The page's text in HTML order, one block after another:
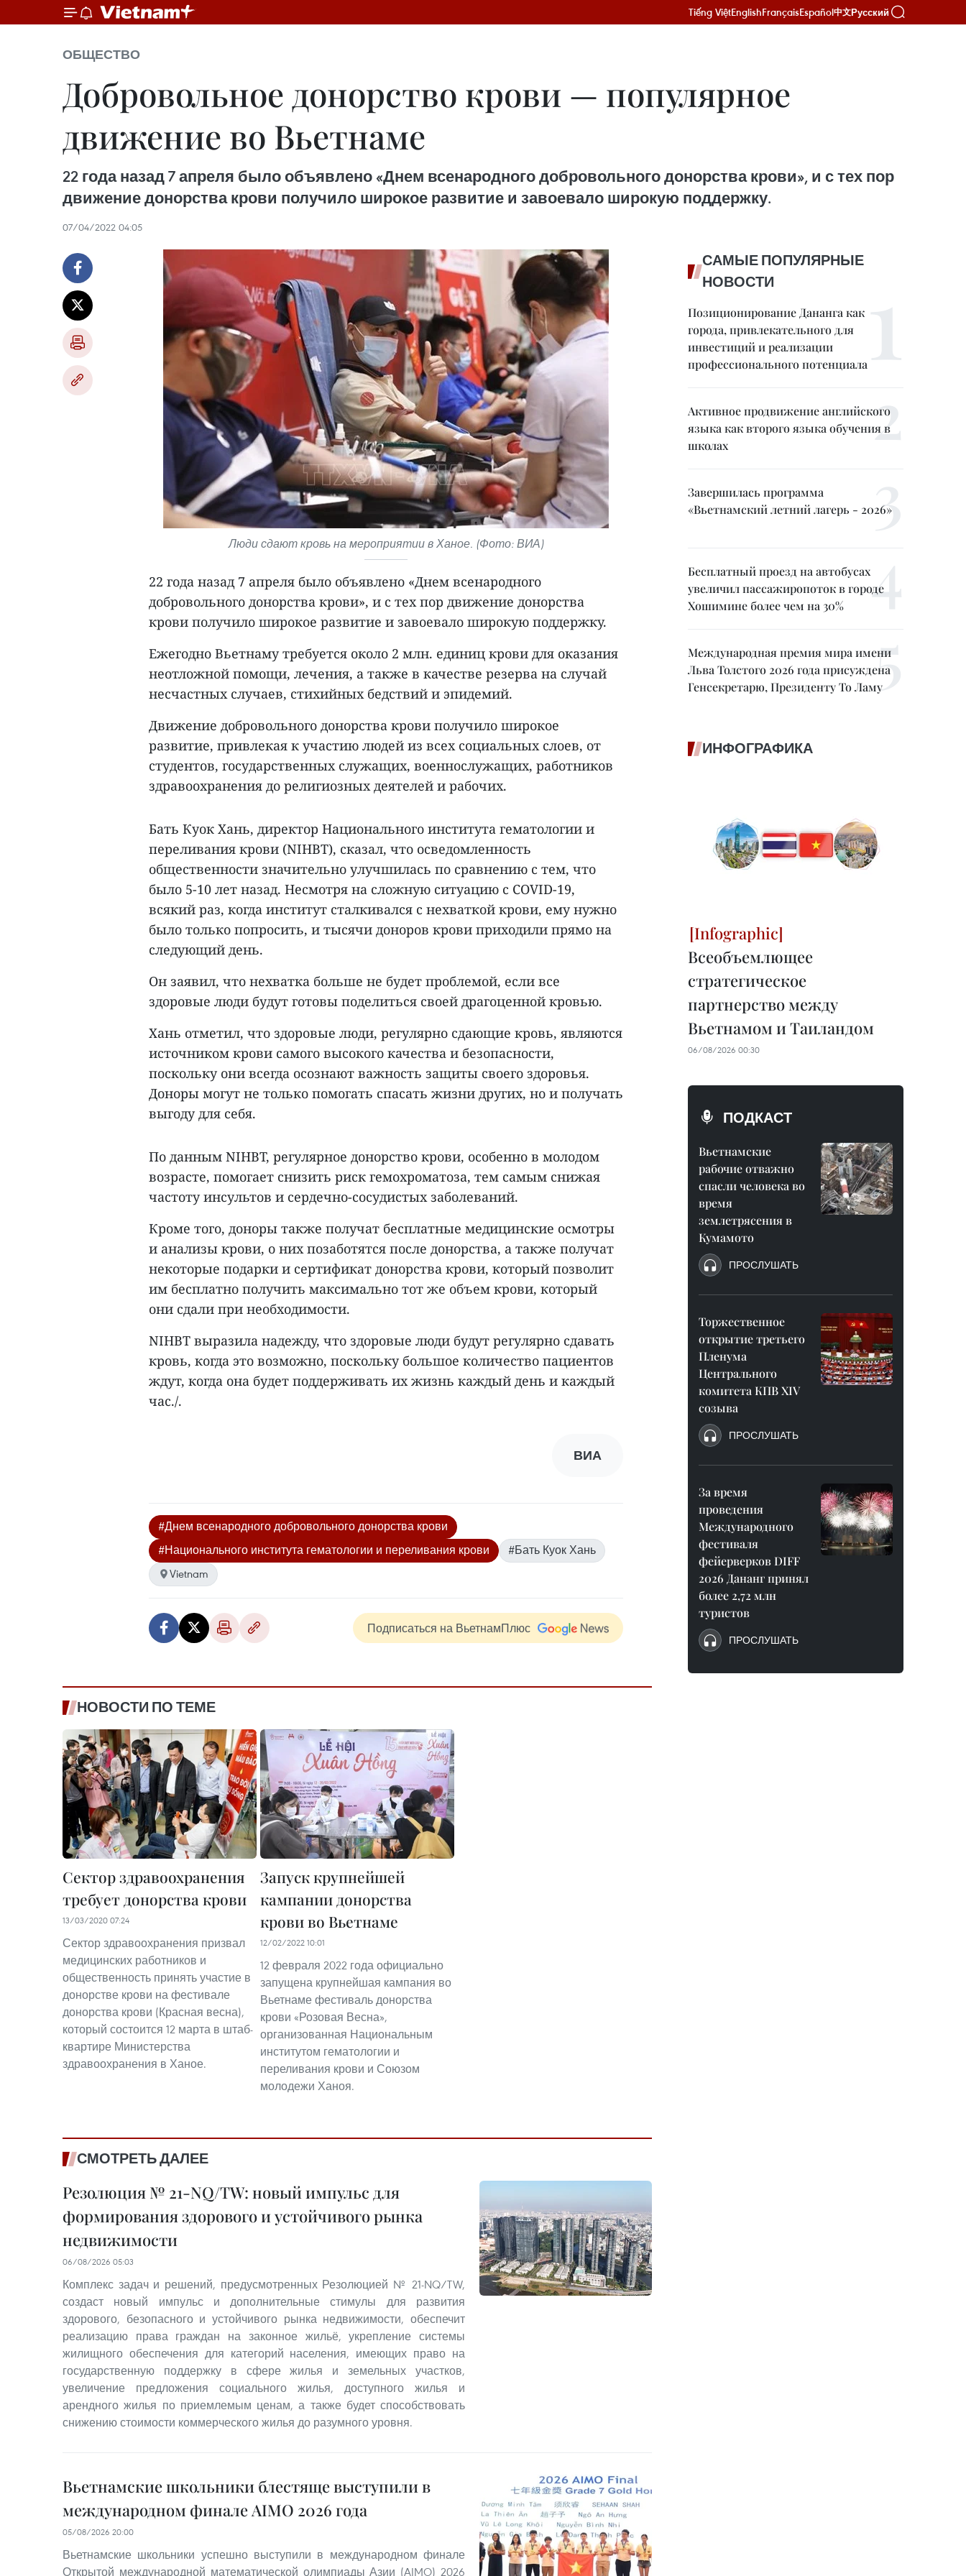
Tiếng ViệtEnglishFrançaisEspañol中文Русский
ОБЩЕСТВО
Добровольное донорство крови — популярное
движение во Вьетнаме
22 года назад 7 апреля было объявлено «Днем всенародного добровольного донорства крови», и с тех пор
движение донорства крови получило широкое развитие и завоевало широкую поддержку.
07/04/2022 04:05
Люди сдают кровь на мероприятии в Ханое. (Фото: ВИА)
22 года назад 7 апреля было объявлено «Днем всенародного
добровольного донорства крови», и с тех пор движение донорства
крови получило широкое развитие и завоевало широкую поддержку.
Ежегодно Вьетнаму требуется около 2 млн. единиц крови для оказания
неотложной помощи, лечения, а также в качестве резерва на случай
несчастных случаев, стихийных бедствий и эпидемий.
Движение добровольного донорства крови получило широкое
развитие, привлекая к участию людей из всех социальных слоев, от
студентов, государственных служащих, военнослужащих, работников
здравоохранения до религиозных деятелей и рабочих.
Бать Куок Хань, директор Национального института гематологии и
переливания крови (NIHBT), сказал, что осведомленность
общественности значительно улучшилась по сравнению с тем, что
было 5-10 лет назад. Несмотря на сложную ситуацию с COVID-19,
всякий раз, когда институт сталкивался с нехваткой крови, ему нужно
было только попросить, и тысячи доноров крови приходили прямо на
следующий день.
Он заявил, что нехватка больше не будет проблемой, если все
здоровые люди будут готовы поделиться своей драгоценной кровью.
Хань отметил, что здоровые люди, регулярно сдающие кровь, являются
источником крови самого высокого качества и безопасности,
поскольку они всегда осознают важность защиты своего здоровья.
Доноры могут не только помогать спасать жизни других, но и получать
выгоду для себя.
По данным NIHBT, регулярное донорство крови, особенно в молодом
возрасте, помогает снизить риск гемохроматоза, тем самым снижая
частоту инсультов и сердечно-сосудистых заболеваний.
Кроме того, доноры также получат бесплатные медицинские осмотры
и анализы крови, о них позаботятся после донорства, а также получат
некоторые подарки и сертификат донорства крови, который позволит
им бесплатно получить максимально тот же объем крови, который
они сдали при необходимости.
NIHBT выразила надежду, что здоровые люди будут регулярно сдавать
кровь, когда это возможно, поскольку большое количество пациентов
ждут, когда она будет поддерживать их жизнь каждый день и каждый
час./.
ВИА
#Днем всенародного добровольного донорства крови
#Национального института гематологии и переливания крови
#Бать Куок Хань
Vietnam
Подписаться на ВьетнамПлюс
НОВОСТИ ПО ТЕМЕ
Сектор здравоохранения
требует донорства крови
13/03/2020 07:24
Сектор здравоохранения призвал
медицинских работников и
общественность принять участие в
донорстве крови на фестивале
донорства крови (Красная весна),
который состоится 12 марта в штаб-
квартире Министерства
здравоохранения в Ханое.
Запуск крупнейшей
кампании донорства
крови во Вьетнаме
12/02/2022 10:01
12 февраля 2022 года официально
запущена крупнейшая кампания во
Вьетнаме фестиваль донорства
крови «Розовая Весна»,
организованная Национальным
институтом гематологии и
переливания крови и Союзом
молодежи Ханоя.
СМОТРЕТЬ ДАЛЕЕ
Резолюция № 21-NQ/TW: новый импульс для
формирования здорового и устойчивого рынка
недвижимости
06/08/2026 05:03
Комплекс задач и решений, предусмотренных Резолюцией № 21-NQ/TW,
создаст новый импульс и дополнительные стимулы для развития
здорового, безопасного и устойчивого рынка недвижимости, обеспечит
реализацию права граждан на законное жильё, укрепление системы
жилищного обеспечения для категорий населения, имеющих право на
государственную поддержку в сфере жилья и земельных участков,
увеличение предложения социального жилья, доступного жилья и
арендного жилья по приемлемым ценам, а также будет способствовать
снижению стоимости коммерческого жилья до разумного уровня.
Вьетнамские школьники блестяще выступили в
международном финале AIMO 2026 года
05/08/2026 20:00
Вьетнамские школьники успешно выступили в международном финале
Открытой международной математической олимпиады Азии (AIMO) 2026
САМЫЕ ПОПУЛЯРНЫЕ
НОВОСТИ
Позиционирование Дананга как
города, привлекательного для
инвестиций и реализации
профессионального потенциала
Активное продвижение английского
языка как второго языка обучения в
школах
Завершилась программа
«Вьетнамский летний лагерь - 2026»
Бесплатный проезд на автобусах
увеличил пассажиропоток в городе
Хошимине более чем на 30%
Международная премия мира имени
Льва Толстого 2026 года присуждена
Генсекретарю, Президенту То Ламу
ИНФОГРАФИКА
Всеобъемлющее
стратегическое
партнерство между
Вьетнамом и Таиландом
06/08/2026 00:30
ПОДКАСТ
Вьетнамские
рабочие отважно
спасли человека во
время
землетрясения в
Кумамото
ПРОСЛУШАТЬ
Торжественное
открытие третьего
Пленума
Центрального
комитета КПВ XIV
созыва
ПРОСЛУШАТЬ
За время
проведения
Международного
фестиваля
фейерверков DIFF
2026 Дананг принял
более 2,72 млн
туристов
ПРОСЛУШАТЬ